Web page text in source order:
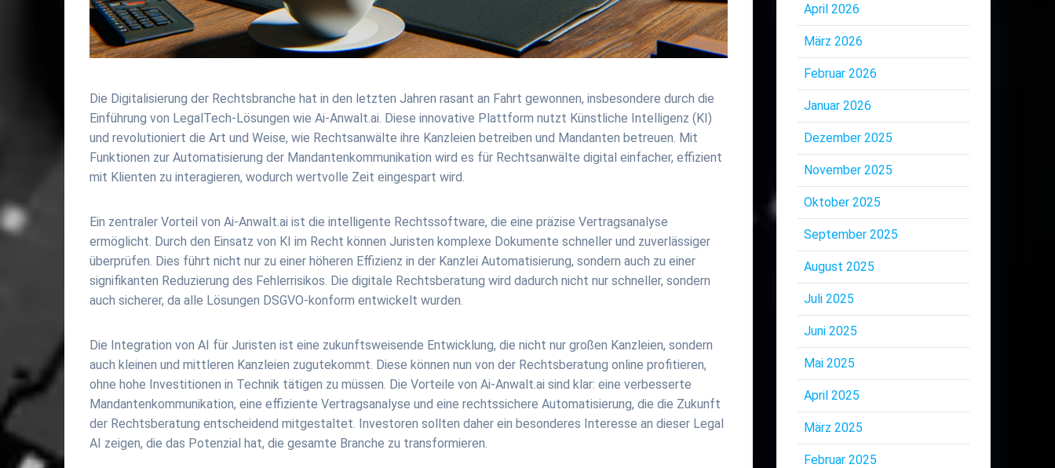
Die Digitalisierung der Rechtsbranche hat in den letzten Jahren rasant an Fahrt gewonnen, insbesondere durch die
Einführung von LegalTech-Lösungen wie Ai-Anwalt.ai. Diese innovative Plattform nutzt Künstliche Intelligenz (KI)
und revolutioniert die Art und Weise, wie Rechtsanwälte ihre Kanzleien betreiben und Mandanten betreuen. Mit
Funktionen zur Automatisierung der Mandantenkommunikation wird es für Rechtsanwälte digital einfacher, effizient
mit Klienten zu interagieren, wodurch wertvolle Zeit eingespart wird.
Ein zentraler Vorteil von Ai-Anwalt.ai ist die intelligente Rechtssoftware, die eine präzise Vertragsanalyse
ermöglicht. Durch den Einsatz von KI im Recht können Juristen komplexe Dokumente schneller und zuverlässiger
überprüfen. Dies führt nicht nur zu einer höheren Effizienz in der Kanzlei Automatisierung, sondern auch zu einer
signifikanten Reduzierung des Fehlerrisikos. Die digitale Rechtsberatung wird dadurch nicht nur schneller, sondern
auch sicherer, da alle Lösungen DSGVO-konform entwickelt wurden.
Die Integration von AI für Juristen ist eine zukunftsweisende Entwicklung, die nicht nur großen Kanzleien, sondern
auch kleinen und mittleren Kanzleien zugutekommt. Diese können nun von der Rechtsberatung online profitieren,
ohne hohe Investitionen in Technik tätigen zu müssen. Die Vorteile von Ai-Anwalt.ai sind klar: eine verbesserte
Mandantenkommunikation, eine effiziente Vertragsanalyse und eine rechtssichere Automatisierung, die die Zukunft
der Rechtsberatung entscheidend mitgestaltet. Investoren sollten daher ein besonderes Interesse an dieser Legal
AI zeigen, die das Potenzial hat, die gesamte Branche zu transformieren.
April 2026
März 2026
Februar 2026
Januar 2026
Dezember 2025
November 2025
Oktober 2025
September 2025
August 2025
Juli 2025
Juni 2025
Mai 2025
April 2025
März 2025
Februar 2025